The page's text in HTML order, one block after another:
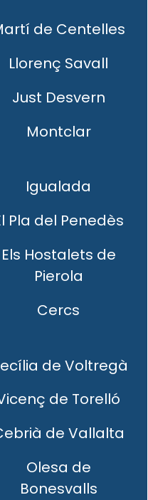
de Centelles
Llorenç Savall
Just Desvern
Montclar
Igualada
Pla del Penedès
Els Hostalets de
Pierola
Cercs
de Voltregà
de Torelló
de Vallalta
Olesa de
Bonesvalls